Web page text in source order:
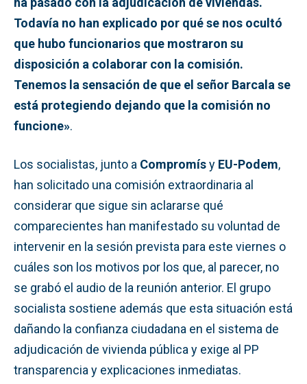
Todavía no han explicado por qué se nos ocultó
que hubo funcionarios que mostraron su
disposición a colaborar con la comisión.
Tenemos la sensación de que el señor Barcala se
está protegiendo dejando que la comisión no
funcione».
Los socialistas, junto a Compromísy EU-Podem,
han solicitado una comisión extraordinaria al
considerar que sigue sin aclararse qué
comparecientes han manifestado su voluntad de
intervenir en la sesión prevista para este viernes o
cuáles son los motivos por los que, al parecer, no
se grabó el audio de la reunión anterior. El grupo
socialista sostiene además que esta situación está
dañando la confianza ciudadana en el sistema de
adjudicación de vivienda pública y exige al PP
transparencia y explicaciones inmediatas.